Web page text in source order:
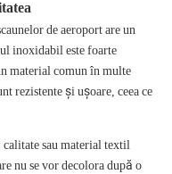
de aeroport are un
inoxidabil este foarte
material comun în multe
rezistente și ușoare, ceea ce
sau material textil
nu se vor decolora după o